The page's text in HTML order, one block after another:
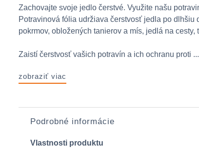
Zachovajte svoje jedlo čerstvé. Využite našu
Potravinová fólia udržiava čerstvosť jedla po dlhšiu
pokrmov, obložených tanierov a mís, jedlá na cesty,
Zaistí čerstvosť vašich potravín a ich ochranu proti ...
zobraziť viac
Podrobné informácie
Vlastnosti produktu